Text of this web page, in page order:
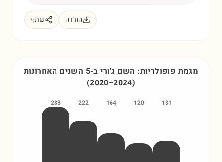
הורדה שתף
מגמת פופולריות: השם ג'וריב-5 השנים האחרונות
(2020–2024)
131
120
164
222
283